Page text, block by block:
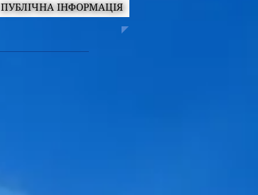
ПУБЛІЧНА ІНФОРМАЦІЯ